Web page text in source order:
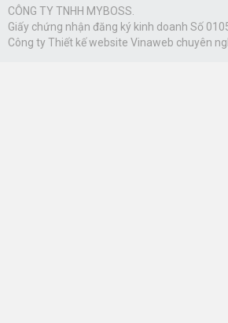
CÔNG TY TNHH MYBOSS.
Giấy chứng nhận đăng ký kinh doanh Số
Công tyThiết kế website Vinaweb chuyên